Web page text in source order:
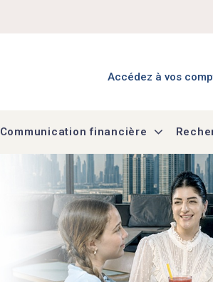
Accédez à vos
Communication financière